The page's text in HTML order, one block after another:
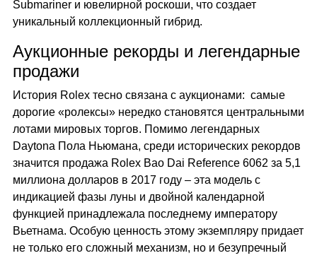
Submariner и ювелирной роскоши, что создает
уникальный коллекционный гибрид.
Аукционные рекорды и легендарные
продажи
История Rolex тесно связана с аукционами: самые
дорогие «ролексы» нередко становятся центральными
лотами мировых торгов. Помимо легендарных
Daytona Пола Ньюмана, среди исторических рекордов
значится продажа Rolex Bao Dai Reference 6062 за 5,1
миллиона долларов в 2017 году – эта модель с
индикацией фазы луны и двойной календарной
функцией принадлежала последнему императору
Вьетнама. Особую ценность этому экземпляру придает
не только его сложный механизм, но и безупречный